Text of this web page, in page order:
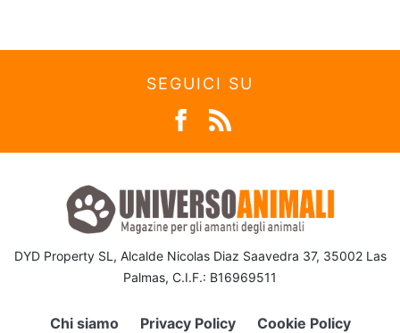
SEGUICI SU
DYD Property SL, Alcalde Nicolas Diaz Saavedra 37, 35002 Las
Palmas, C.I.F.: B16969511
Chi siamo Privacy Policy Cookie Policy